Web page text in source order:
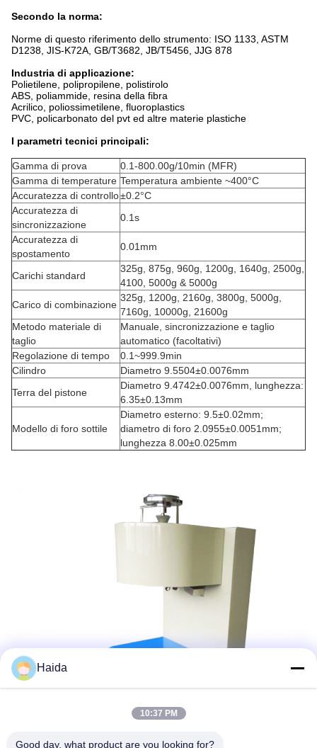
Secondo la norma:
Norme di questo riferimento dello strumento: ISO 1133, ASTM
D1238, JIS-K72A, GB/T3682, JB/T5456, JJG 878
Industria di applicazione:
Polietilene, polipropilene, polistirolo
ABS, poliammide, resina della fibra
Acrilico, poliossimetilene, fluoroplastics
PVC, policarbonato del pvt ed altre materie plastiche
I parametri tecnici principali:
Gamma di prova
0.1-800.00g/10min (MFR)
Gamma di temperature Temperatura ambiente ~400°C
Accuratezza di controllo±0.2°C
Accuratezza di
sincronizzazione
0.1s
Accuratezza di
spostamento
0.01mm
Carichi standard
325g, 875g, 960g, 1200g, 1640g, 2500g,
4100, 5000g & 5000g
Carico di combinazione
325g, 1200g, 2160g, 3800g, 5000g,
7160g, 10000g, 21600g
Metodo materiale di
taglio
Manuale, sincronizzazione e taglio
automatico (facoltativi)
Regolazione di tempo
0.1~999.9min
Cilindro
Diametro 9.5504±0.0076mm
Terra del pistone
Diametro 9.4742±0.0076mm, lunghezza:
6.35±0.13mm
Modello di foro sottile
Diametro esterno: 9.5±0.02mm;
diametro di foro 2.0955±0.0051mm;
lunghezza 8.00±0.025mm
Haida
10:37 PM
Good day, what product are you looking for?